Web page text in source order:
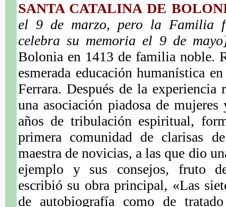
SANTA CATALINA DE
el 9 de marzo, pero la Familia
celebra su memoria el 9 de
Bolonia en 1413 de familia noble.
esmerada educación humanística
Ferrara. Después de la experiencia
una asociación piadosa de mujeres
años de tribulación espiritual,
primera comunidad de clarisas
maestra de novicias, a las que dio
ejemplo y sus consejos, fruto
escribió su obra principal, «Las
de autobiografía como de